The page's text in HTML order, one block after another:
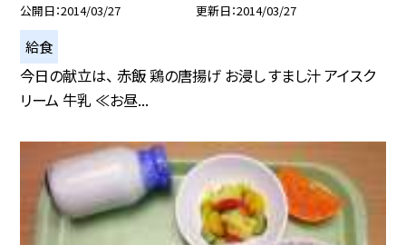
公開日 2014/03/27 更新日 2014/03/27
給食
今日の献立は、 赤飯 鶏の唐揚げ お浸し すまし汁 アイスク
リーム 牛乳 ≪お昼...